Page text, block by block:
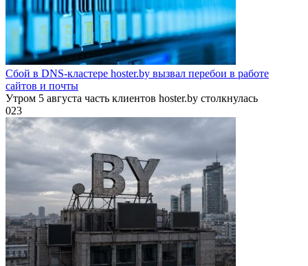
Сбой в DNS-кластере hoster.by вызвал перебои в работе
сайтов и почты
Утром 5 августа часть клиентов hoster.by столкнулась
023